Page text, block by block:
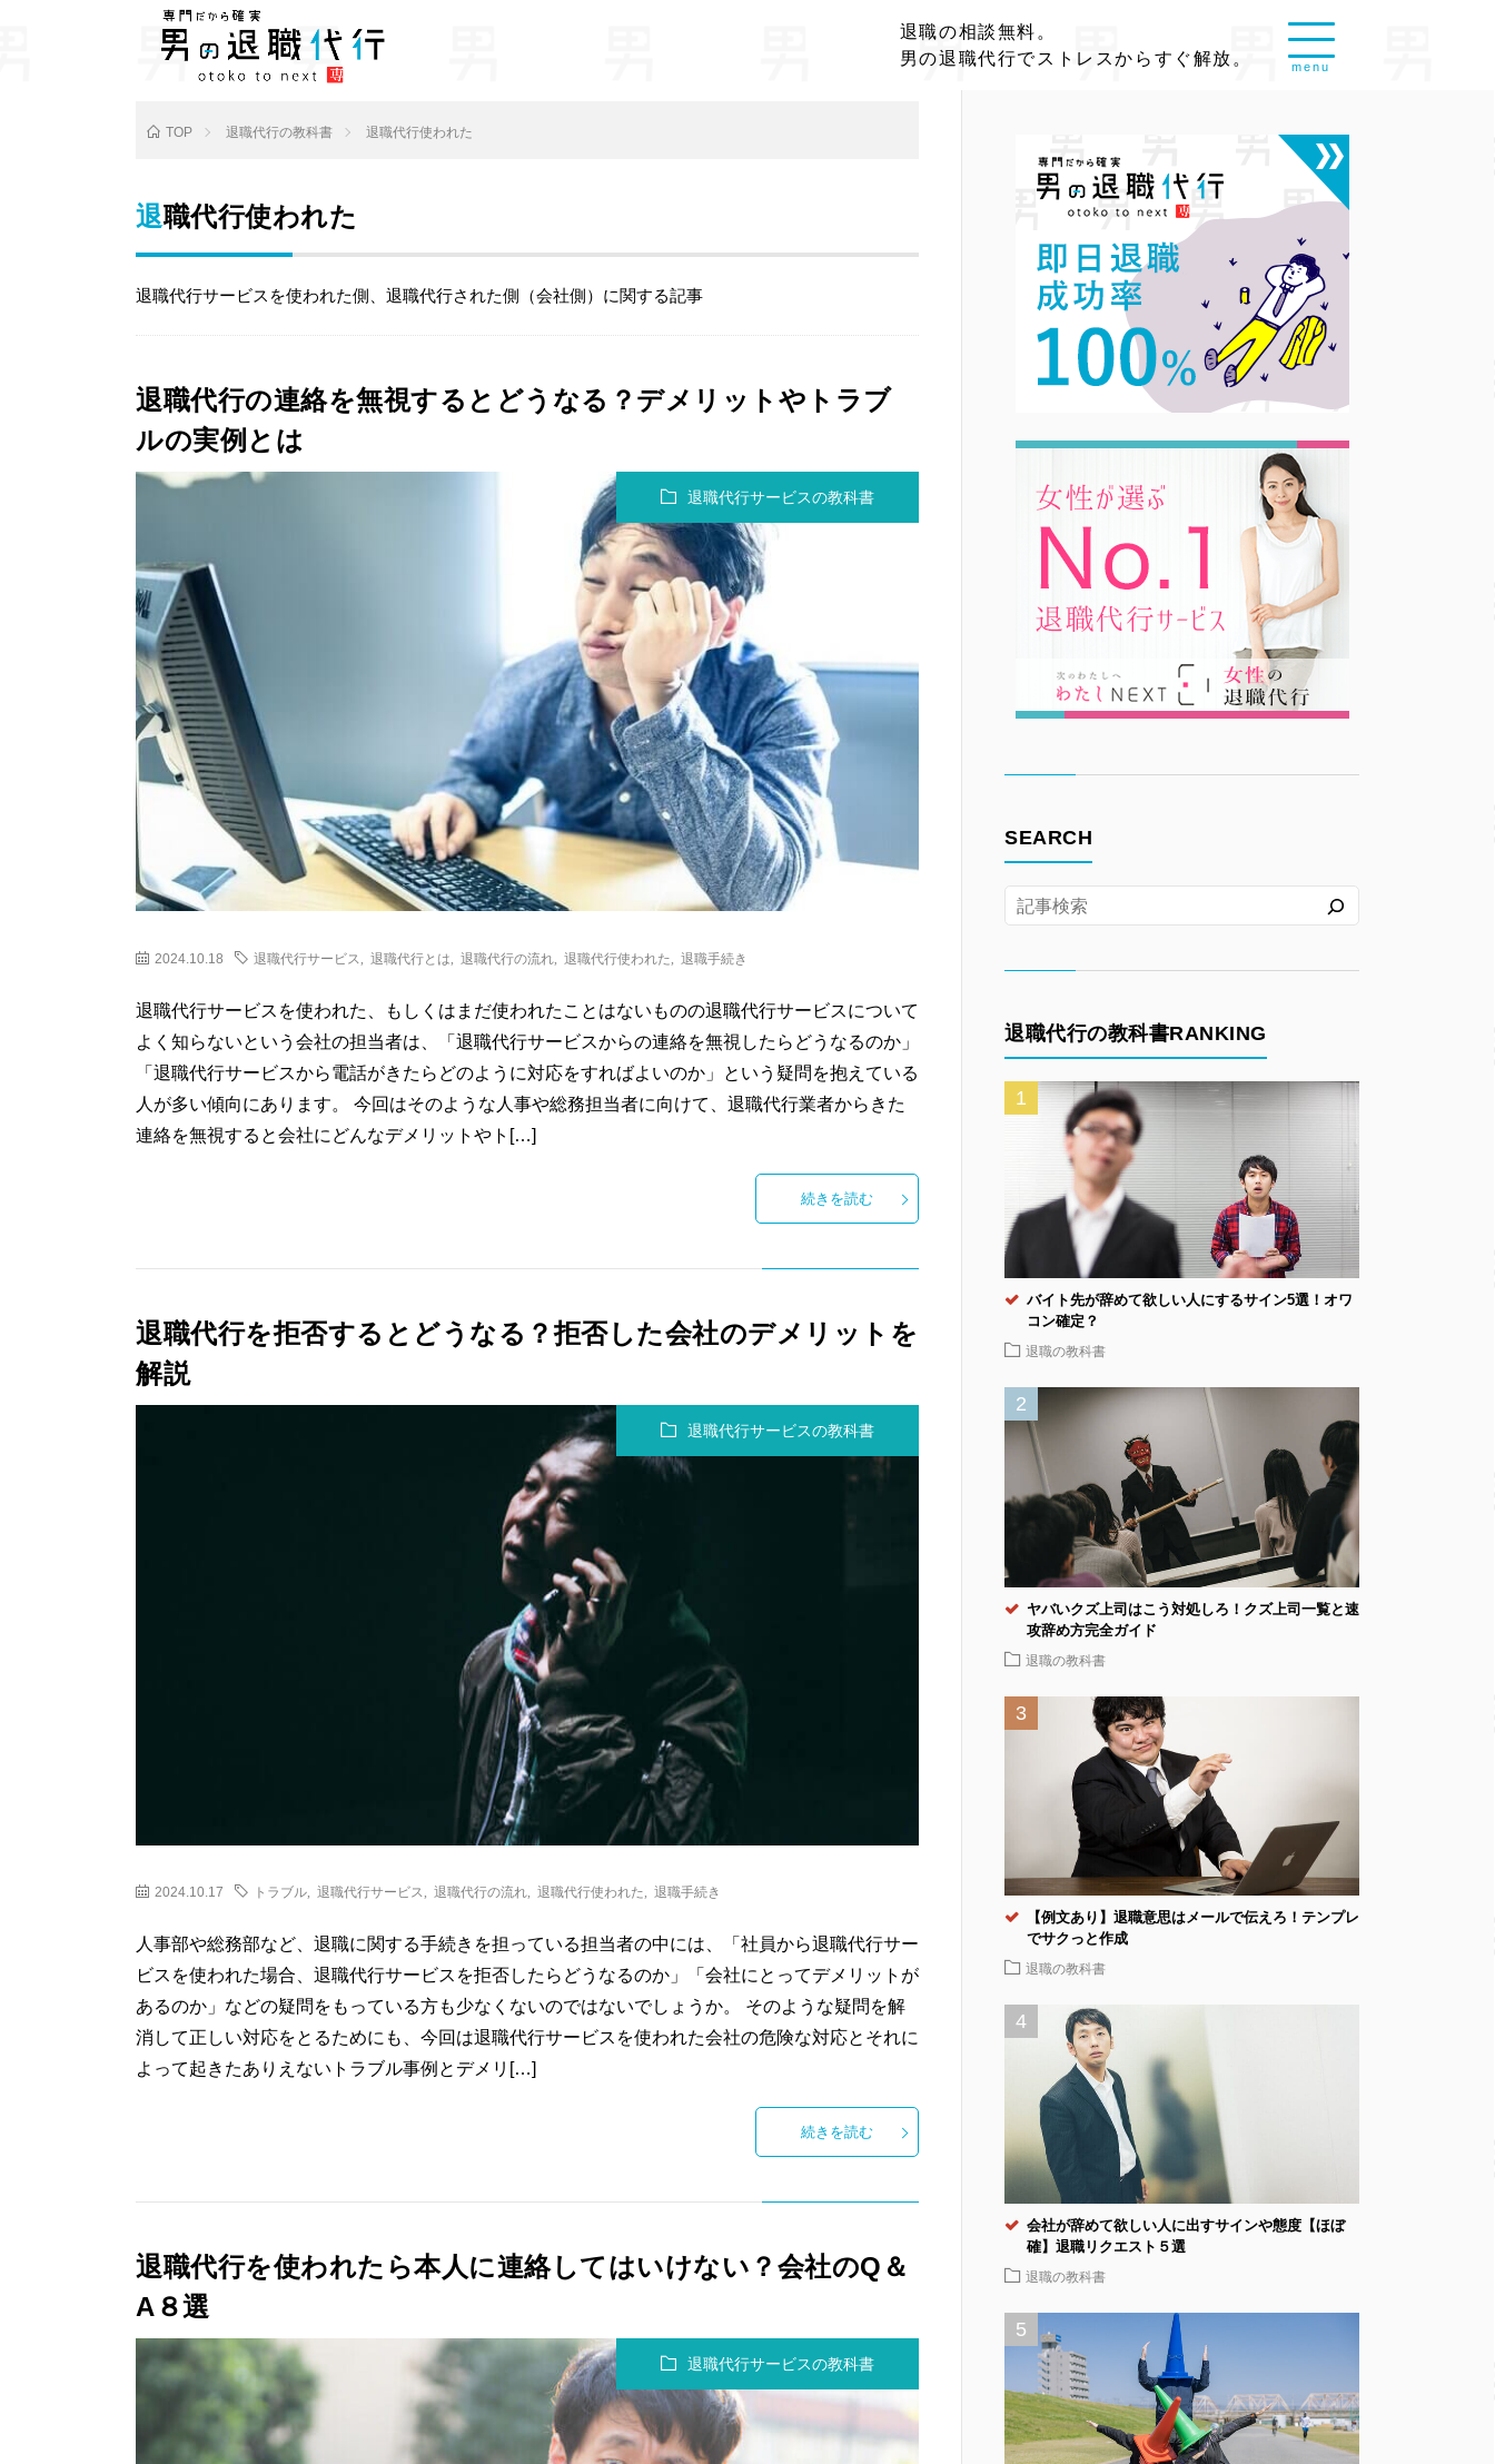
退職の相談無料。
男の退職代行でストレスからすぐ解放。
menu
TOP 退職代行の教科書 退職代行使われた
退職代行使われた
退職代行サービスを使われた側、退職代行された側（会社側）に関する記事
退職代行の連絡を無視するとどうなる？デメリットやトラブ
ルの実例とは
退職代行サービスの教科書
2024.10.18 退職代行サービス 退職代行とは 退職代行の流れ 退職代行使われた 退職手続き
退職代行サービスを使われた、もしくはまだ使われたことはないものの退職代行サービスについて
よく知らないという会社の担当者は、「退職代行サービスからの連絡を無視したらどうなるのか」
「退職代行サービスから電話がきたらどのように対応をすればよいのか」という疑問を抱えている
人が多い傾向にあります。 今回はそのような人事や総務担当者に向けて、退職代行業者からきた
連絡を無視すると会社にどんなデメリットやト[…]
続きを読む
退職代行を拒否するとどうなる？拒否した会社のデメリットを
解説
退職代行サービスの教科書
2024.10.17 トラブル 退職代行サービス 退職代行の流れ 退職代行使われた 退職手続き
人事部や総務部など、退職に関する手続きを担っている担当者の中には、「社員から退職代行サー
ビスを使われた場合、退職代行サービスを拒否したらどうなるのか」「会社にとってデメリットが
あるのか」などの疑問をもっている方も少なくないのではないでしょうか。 そのような疑問を解
消して正しい対応をとるためにも、今回は退職代行サービスを使われた会社の危険な対応とそれに
よって起きたありえないトラブル事例とデメリ[…]
続きを読む
退職代行を使われたら本人に連絡してはいけない？会社のQ＆
A８選
退職代行サービスの教科書
SEARCH
退職代行の教科書RANKING
バイト先が辞めて欲しい人にするサイン5選！オワ
コン確定？
退職の教科書
ヤバいクズ上司はこう対処しろ！クズ上司一覧と速
攻辞め方完全ガイド
退職の教科書
【例文あり】退職意思はメールで伝えろ！テンプレ
でサクっと作成
退職の教科書
会社が辞めて欲しい人に出すサインや態度【ほぼ
確】退職リクエスト５選
退職の教科書